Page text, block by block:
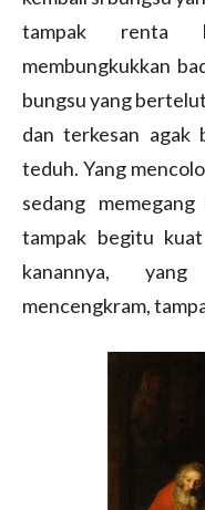
tampak renta
membungkukkan
bungsu yang
dan terkesan agak
teduh. Yang
sedang
tampak begitu
kanannya,
mencengkram,